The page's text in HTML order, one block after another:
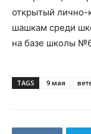
открытый лично-
шашкам среди
на базе школы
TAGS 9 мая